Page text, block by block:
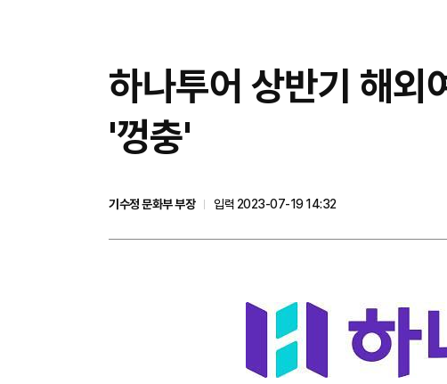
하나투어 상반기 해
'껑충'
기수정 문화부 부장
입력 2023-07-19 14:32